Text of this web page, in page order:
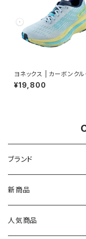
ヨネックス | カーボンクル
R | フロスティブルー |
¥19,800
ブランド
asics（アシックス）
On（オン）
新商品
人気商品